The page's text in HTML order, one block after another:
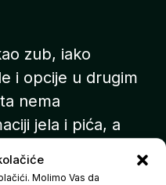
Molimo Vas da
zub, iako
i opcije u drugim
nema
jela i pića, a
podsjetiti
i